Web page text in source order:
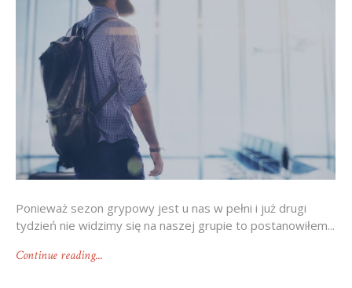
Ponieważ sezon grypowy jest u nas w pełni i już drugi
tydzień nie widzimy się na naszej grupie to postanowiłem...
Continue reading...